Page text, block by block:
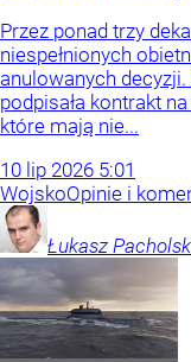
Przez ponad trzy
niespełnionych
anulowanych
podpisała kontrakt
które mają nie...
10 lip 2026 5:01
WojskoOpinie i
Łukasz